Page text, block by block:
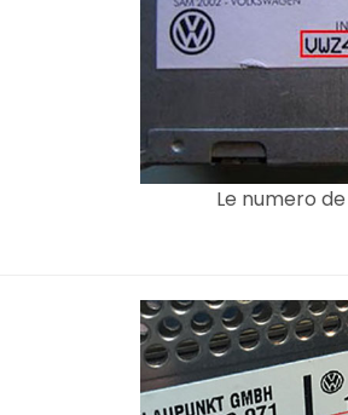
Le numero